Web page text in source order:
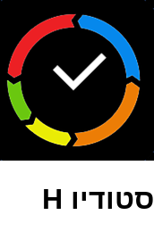
סטודיו H